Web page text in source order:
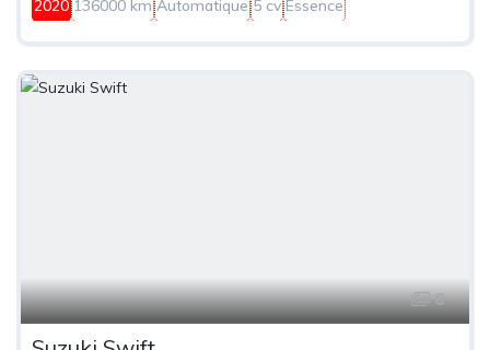
2020 136000 km Automatique 5 cv Essence
6